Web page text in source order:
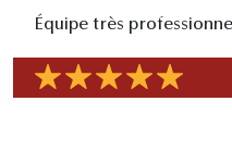
Équipe très